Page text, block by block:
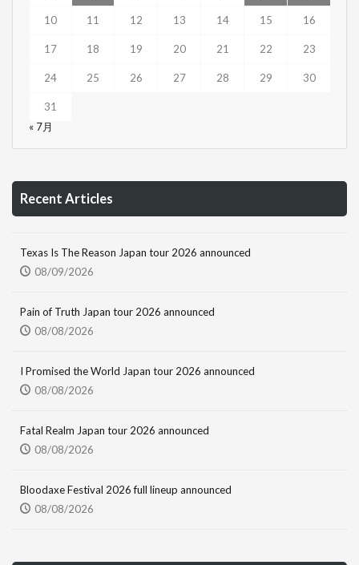
10 11 12 13 14 15 16
17 18 19 20 21 22 23
24 25 26 27 28 29 30
31
« 7月
Recent Articles
Texas Is The Reason Japan tour 2026 announced
08/09/2026
Pain of Truth Japan tour 2026 announced
08/08/2026
I Promised the World Japan tour 2026 announced
08/08/2026
Fatal Realm Japan tour 2026 announced
08/08/2026
Bloodaxe Festival 2026 full lineup announced
08/08/2026